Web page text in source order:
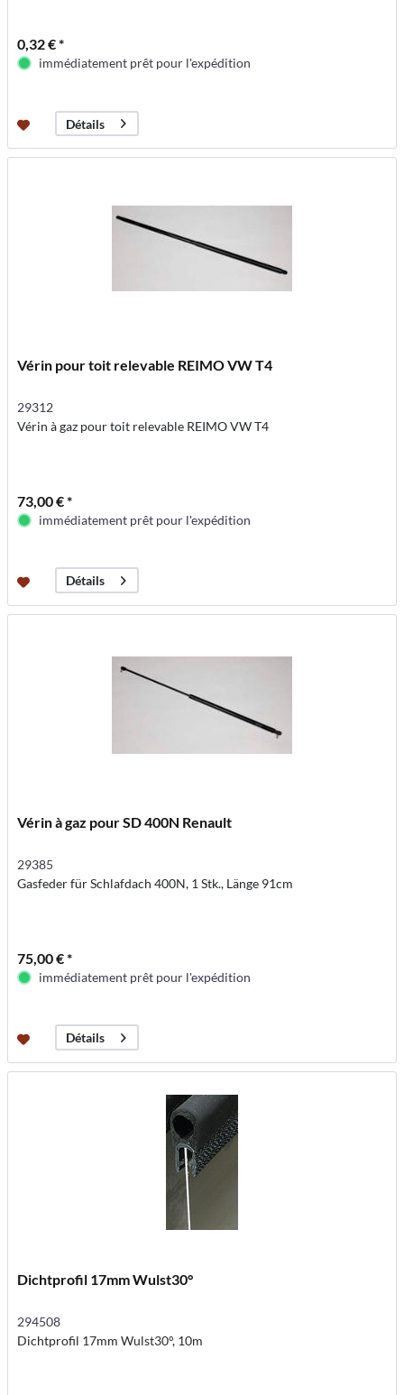
0,32 € *
immédiatement prêt pour l'expédition
Détails
Vérin pour toit relevable REIMO VW T4
29312
Vérin à gaz pour toit relevable REIMO VW T4
73,00 € *
immédiatement prêt pour l'expédition
Détails
Vérin à gaz pour SD 400N Renault
29385
Gasfeder für Schlafdach 400N, 1 Stk., Länge 91cm
75,00 € *
immédiatement prêt pour l'expédition
Détails
Dichtprofil 17mm Wulst30°
294508
Dichtprofil 17mm Wulst30°, 10m